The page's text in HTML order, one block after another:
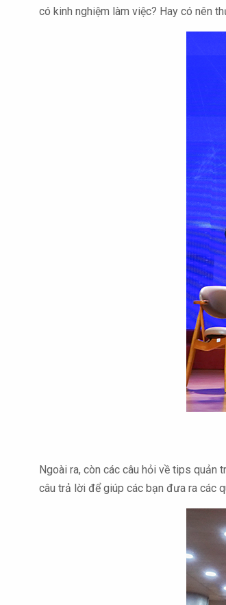
có kinh nghiệm làm việc? Hay có nên
Ngoài ra, còn các câu hỏi về tips quản
câu trả lời để giúp các bạn đưa ra các